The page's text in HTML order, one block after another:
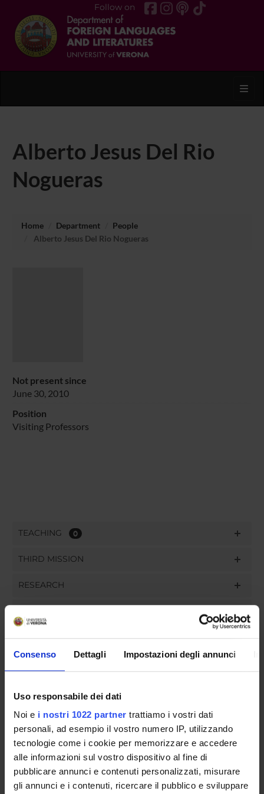
Consenso Dettagli Impostazioni degli annunci
Uso responsabile dei dati
Noi e i nostri 1022 partner trattiamo i vostri dati
personali, ad esempio il vostro numero IP, utilizzando
tecnologie come i cookie per memorizzare e accedere
alle informazioni sul vostro dispositivo al fine di
pubblicare annunci e contenuti personalizzati, misurare
gli annunci e i contenuti, ricercare il pubblico e sviluppare
Follow on
Alberto Jesus Del Rio
Nogueras
Home Department
People
Alberto Jesus Del Rio Nogueras
Not present since
June 30, 2010
Position
Visiting Professors
TEACHING 0
THIRD MISSION
RESEARCH
ASSIGNMENTS
ORGANISATION
GOVERNANCE
COMMITTEES
DEPARTMENT ADMINISTRATION OFFICES